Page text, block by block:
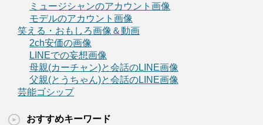
ミュージシャンのアカウント画像
モデルのアカウント画像
笑える・おもしろ画像＆動画
2ch安価の画像
LINEでの妄想画像
母親(カーチャン)と会話のLINE画像
父親(とうちゃん)と会話のLINE画像
芸能ゴシップ
おすすめキーワード